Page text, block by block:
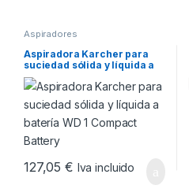
Aspiradores
Aspiradora Karcher para
suciedad sólida y líquida a
batería WD 1 Compact
Battery
127,05€ Iva incluido